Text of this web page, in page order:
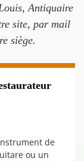
Antiquaire
site, par mail
siège.
de
ou un